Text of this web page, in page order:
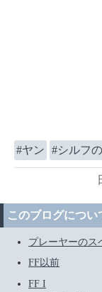
ヤン シルフ
このブログについ
プレーヤーのス
FF以前
FF I